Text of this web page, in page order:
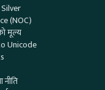
(NOC)
मूल्य
Unicode
नीति